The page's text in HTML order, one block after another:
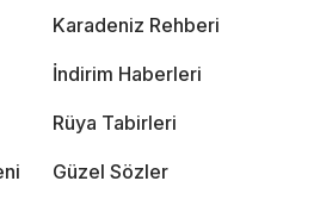
Karadeniz Rehberi
İndirim Haberleri
Rüya Tabirleri
Güzel Sözler